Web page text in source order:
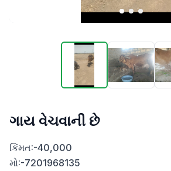
ગાય વેચવાની છે
કિંમત:-40,000
મો:-7201968135